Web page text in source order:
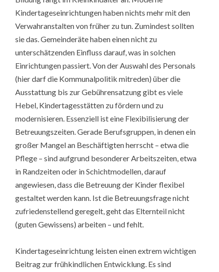
Kindertageseinrichtungen haben nichts mehr mit den
Verwahranstalten von früher zu tun. Zumindest sollten
sie das. Gemeinderäte haben einen nicht zu
unterschätzenden Einfluss darauf, was in solchen
Einrichtungen passiert. Von der Auswahl des Personals
(hier darf die Kommunalpolitik mitreden) über die
Ausstattung bis zur Gebührensatzung gibt es viele
Hebel, Kindertagesstätten zu fördern und zu
modernisieren. Essenziell ist eine Flexibilisierung der
Betreuungszeiten. Gerade Berufsgruppen, in denen ein
großer Mangel an Beschäftigten herrscht – etwa die
Pflege – sind aufgrund besonderer Arbeitszeiten, etwa
in Randzeiten oder in Schichtmodellen, darauf
angewiesen, dass die Betreuung der Kinder flexibel
gestaltet werden kann. Ist die Betreuungsfrage nicht
zufriedenstellend geregelt, geht das Elternteil nicht
(guten Gewissens) arbeiten – und fehlt.
Kindertageseinrichtung leisten einen extrem wichtigen
Beitrag zur frühkindlichen Entwicklung. Es sind